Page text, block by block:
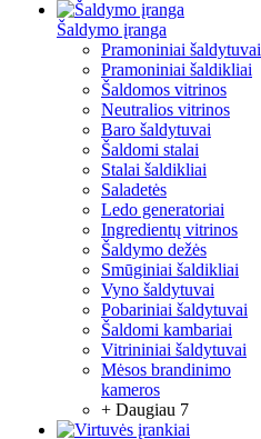
Šaldymo įranga
Pramoniniai šaldytuvai
Pramoniniai šaldikliai
Šaldomos vitrinos
Neutralios vitrinos
Baro šaldytuvai
Šaldomi stalai
Stalai šaldikliai
Saladetės
Ledo generatoriai
Ingredientų vitrinos
Šaldymo dežės
Smūginiai šaldikliai
Vyno šaldytuvai
Pobariniai šaldytuvai
Šaldomi kambariai
Vitrininiai šaldytuvai
Mėsos brandinimo
kameros
+ Daugiau 7